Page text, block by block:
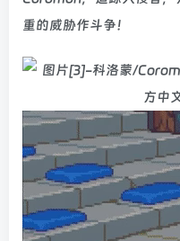
重的威胁作斗争！